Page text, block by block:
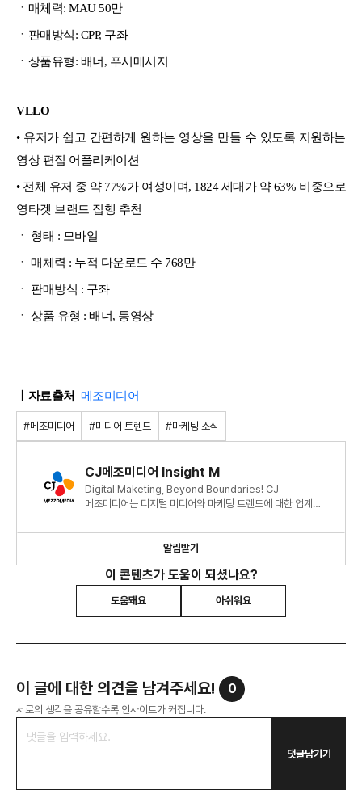
ㆍ매체력: MAU 50만
ㆍ판매방식: CPP, 구좌
ㆍ상품유형: 배너, 푸시메시지
VLLO
• 유저가 쉽고 간편하게 원하는 영상을 만들 수 있도록 지원하는
영상 편집 어플리케이션
• 전체 유저 중 약 77%가 여성이며, 1824 세대가 약 63% 비중으로
영타겟 브랜드 집행 추천
ㆍ 형태 : 모바일
ㆍ 매체력 : 누적 다운로드 수 768만
ㆍ 판매방식 : 구좌
ㆍ 상품 유형 : 배너, 동영상
ㅣ자료출처 메조미디어
#메조미디어 #미디어 트렌드 #마케팅 소식
CJ메조미디어 Insight M
Digital Maketing, Beyond Boundaries! CJ
메조미디어는 디지털 미디어와 마케팅 트렌드에 대한 업계
알림받기
이 콘텐츠가 도움이 되셨나요?
도움돼요 아쉬워요
이 글에 대한 의견을 남겨주세요! 0
서로의 생각을 공유할수록 인사이트가 커집니다.
댓글남기기